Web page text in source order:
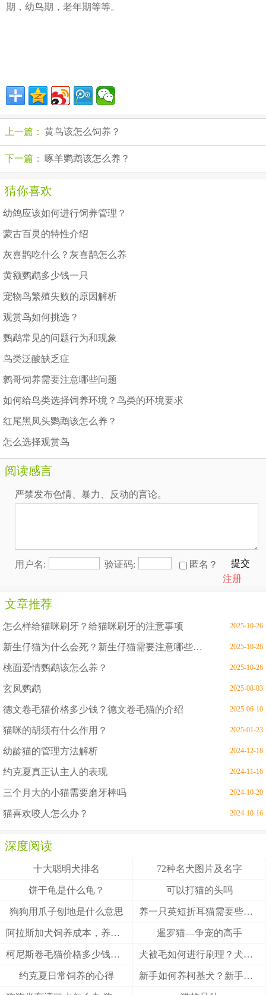
期，幼鸟期，老年期等等。
上一篇： 黄鸟该怎么饲养？
下一篇： 啄羊鹦鹉该怎么养？
猜你喜欢
幼鸽应该如何进行饲养管理？
蒙古百灵的特性介绍
灰喜鹊吃什么？灰喜鹊怎么养
黄额鹦鹉多少钱一只
宠物鸟繁殖失败的原因解析
观赏鸟如何挑选？
鹦鹉常见的问题行为和现象
鸟类泛酸缺乏症
鹩哥饲养需要注意哪些问题
如何给鸟类选择饲养环境？鸟类的环境要求
红尾黑凤头鹦鹉该怎么养？
怎么选择观赏鸟
阅读感言
严禁发布色情、暴力、反动的言论。
用户名: 验证码: 匿名？
提交
注册
文章推荐
怎么样给猫咪刷牙？给猫咪刷牙的注意事项 2025-10-26
新生仔猫为什么会死？新生仔猫需要注意哪些问题 2025-10-26
桃面爱情鹦鹉该怎么养？ 2025-10-26
玄凤鹦鹉 2025-08-03
德文卷毛猫价格多少钱？德文卷毛猫的介绍 2025-06-10
猫咪的胡须有什么作用？ 2025-01-23
幼龄猫的管理方法解析 2024-12-18
约克夏真正认主人的表现 2024-11-16
三个月大的小猫需要磨牙棒吗 2024-10-20
猫喜欢咬人怎么办？ 2024-10-16
深度阅读
十大聪明犬排名 72种名犬图片及名字
饼干龟是什么龟？ 可以打猫的头吗
狗狗用爪子刨地是什么意思 养一只英短折耳猫需要些什么
阿拉斯加犬饲养成本，养阿拉斯加犬一个月要多少钱？ 暹罗猫—争宠的高手
柯尼斯卷毛猫价格多少钱？柯尼斯卷毛猫的介绍 犬被毛如何进行刷理？犬被毛刷理方法！
约克夏日常饲养的心得 新手如何养柯基犬？新手养柯基的四大要点